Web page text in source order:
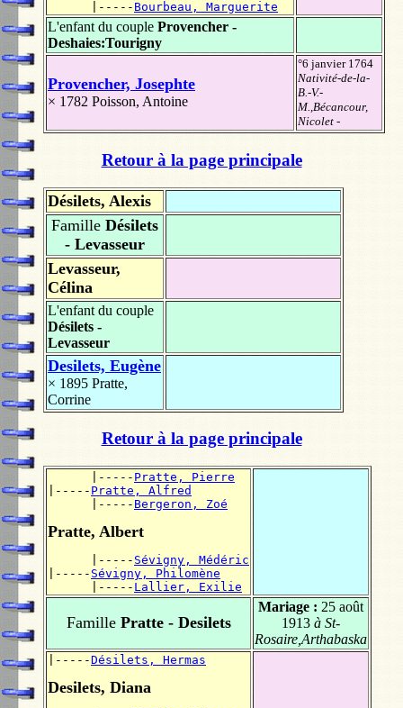
      |-----
Bourbeau, Marguerite
L'enfant du couple Provencher -
Deshaies:Tourigny
Provencher, Josephte
× 1782 Poisson, Antoine
°6 janvier 1764
Nativité-de-la-
B.-V.-
M.,Bécancour,
Nicolet -
Retour à la page principale
Désilets, Alexis
Famille Désilets
- Levasseur
Levasseur,
Célina
L'enfant du couple
Désilets -
Levasseur
Desilets, Eugène
× 1895 Pratte,
Corrine
Retour à la page principale
      |-----
Pratte, Pierre
|----- Pratte, Alfred
      |-----
Bergeron, Zoé
Pratte, Albert
      |-----
Sévigny, Médéric
|----- Sévigny, Philomène
      |-----
Lallier, Exilie
FamillePratte - Desilets
Mariage : 25 août
1913 à St-
Rosaire,Arthabaska
|-----Désilets, Hermas
Desilets, Diana